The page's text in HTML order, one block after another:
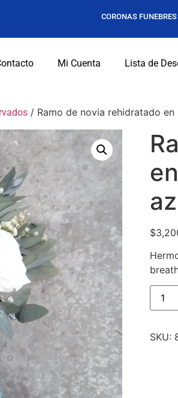
CORONAS FUNEBRES
Mi Cuenta Lista de
/ Ramo de novia rehidratado
$
SKU: